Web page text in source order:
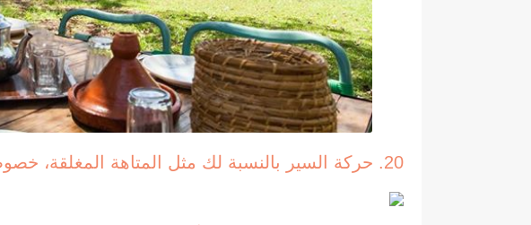
20. حركة السير بالنسبة لك مثل المتاهة المغلقة، خصوصا في أوقات الذروة